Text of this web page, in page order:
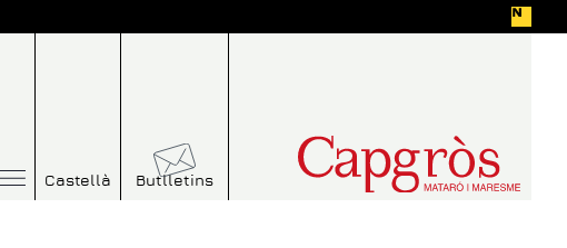
Castellà Butlletins